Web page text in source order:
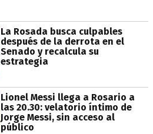
La Rosada busca culpables
después de la derrota en el
Senado y recalcula su
estrategia
Lionel Messi llega a Rosario a
las 20.30: velatorio íntimo de
Jorge Messi, sin acceso al
público